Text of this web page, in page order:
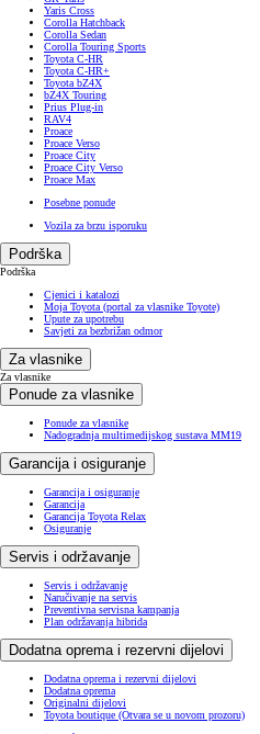
Posebne ponude
Vozila za brzu isporuku
Podrška
Cjenici i katalozi
Moja Toyota (portal za vlasnike Toyote)
Upute za upotrebu
Savjeti za bezbrižan odmor
Za vlasnike
Za vlasnike
Ponude za vlasnike
Ponude za vlasnike
Nadogradnja multimedijskog sustava MM19
Garancija i osiguranje
Garancija i osiguranje
Garancija
Garancija Toyota Relax
Osiguranje
Servis i održavanje
Servis i održavanje
Naručivanje na servis
Plan održavanja hibrida
Dodatna oprema i rezervni dijelovi
Dodatna oprema
Originalni dijelovi
Toyota boutique(Otvara se u novom prozoru)
Pomoć na cesti
Povezane usluge
E-naručivanje na servis
Više o Toyoti
Više o Toyoti
Više o Toyota BH d.o.o.
Novosti i događaji
Toyota Gazoo Racing
Sigurnost
Sigurnost